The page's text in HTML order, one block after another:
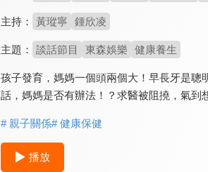
主持： 黃瑽寧 鍾欣凌
主題： 談話節目 東森娛樂 健康養生
孩子發育，媽媽一個頭兩個大！早長牙是
話，媽媽是否有辦法！？求醫被阻撓，氣到
# 親子關係# 健康保健
播放